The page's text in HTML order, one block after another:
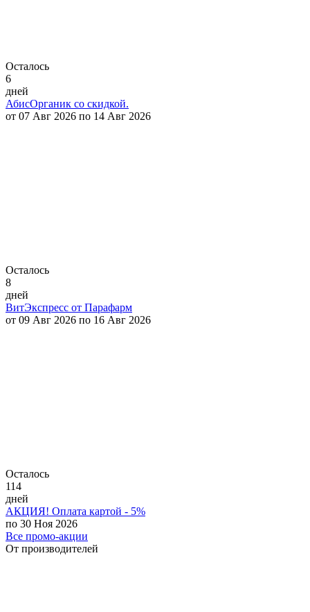
Осталось
6
дней
АбисОрганик со скидкой.
от 07 Авг 2026 по 14 Авг 2026
Осталось
8
дней
ВитЭкспресс от Парафарм
от 09 Авг 2026 по 16 Авг 2026
Осталось
114
дней
АКЦИЯ! Оплата картой - 5%
по 30 Ноя 2026
Все промо-акции
От производителей